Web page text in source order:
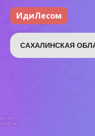
ИдиЛесом
САХАЛИНСКАЯ